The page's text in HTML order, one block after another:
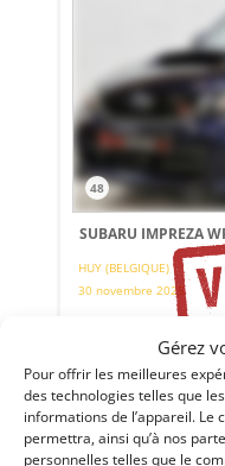
Gérez
Pour offrir les meilleures
des technologies telles que
informations de l’appareil. Le
permettra, ainsi qu’à nos
personnelles telles que le
48
SUBARU IMPREZA
HUY (BELGIQUE)
30 novembre 2025
concession. Equipée
recherchées. Visible
Vendu par : MY VINTAGE